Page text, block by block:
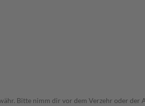
Bitte nimm dir vor dem Verzehr oder